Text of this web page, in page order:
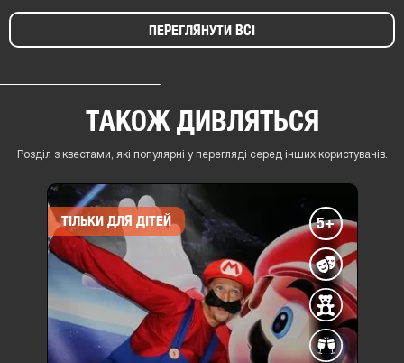
ПЕРЕГЛЯНУТИ ВСІ
ТАКОЖ ДИВЛЯТЬСЯ
Розділ з квестами, які популярні у перегляді серед інших користувачів.
ТІЛЬКИ ДЛЯ ДІТЕЙ 5+